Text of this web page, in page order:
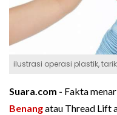
ilustrasi operasi plastik,
Suara.com - Fakta
Benangatau Thread Lift